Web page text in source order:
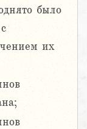
было
их